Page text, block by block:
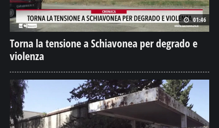
01:46
Torna la tensione a Schiavonea per degrado e
violenza